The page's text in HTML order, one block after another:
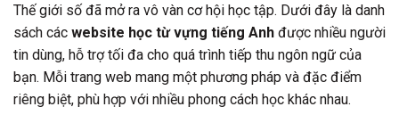
Thế giới số đã mở ra vô vàn cơ hội học tập. Dưới đây là danh
sách các website học từ vựng tiếng Anh được nhiều người
tin dùng, hỗ trợ tối đa cho quá trình tiếp thu ngôn ngữ của
bạn. Mỗi trang web mang một phương pháp và đặc điểm
riêng biệt, phù hợp với nhiều phong cách học khác nhau.